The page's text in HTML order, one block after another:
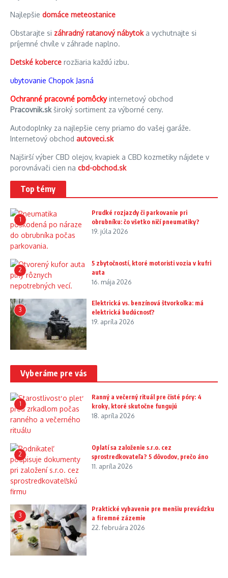
Najlepšie domáce meteostanice
Obstarajte si záhradný ratanový nábytoka vychutnajte si
príjemné chvíle v záhrade naplno.
Detské koberce rozžiaria každú izbu.
ubytovanie Chopok Jasná
Ochranné pracovné pomôckyinternetový obchod
Pracovnik.skširoký sortiment za výborné ceny.
Autodoplnky za najlepšie ceny priamo do vašej garáže.
Internetový obchod autoveci.sk
Najširší výber CBD olejov, kvapiek a CBD kozmetiky nájdete v
porovnávači cien na cbd-obchod.sk
Top témy
1
Prudké rozjazdy či parkovanie pri
obrubníku: čo všetko ničí pneumatiky?
19. júla 2026
2
5 zbytočností, ktoré motoristi vozia v kufri
auta
16. mája 2026
3
Elektrická vs. benzínová štvorkolka: má
elektrická budúcnosť?
19. apríla 2026
Vyberáme pre vás
1
Ranný a večerný rituál pre čisté póry: 4
kroky, ktoré skutočne fungujú
18. apríla 2026
2
Oplatí sa založenie s.r.o. cez
sprostredkovateľa? 5 dôvodov, prečo áno
11. apríla 2026
3
Praktické vybavenie pre menšiu prevádzku
a firemné zázemie
22. februára 2026